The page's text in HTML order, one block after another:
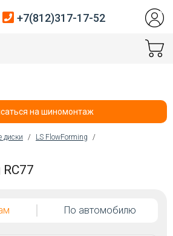
+7(812)317-17-52
на шиномонтаж
диски / LS FlowForming
/
По автомобилю